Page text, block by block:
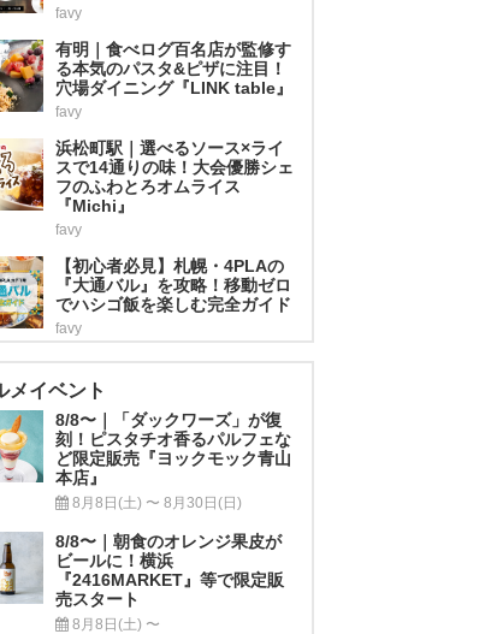
favy
有明｜食べログ百名店が監修す
る本気のパスタ&ピザに注目！
穴場ダイニング『LINK table』
favy
浜松町駅｜選べるソース×ライ
スで14通りの味！大会優勝シェ
フのふわとろオムライス
『Michi』
favy
【初心者必見】札幌・4PLAの
『大通バル』を攻略！移動ゼロ
でハシゴ飯を楽しむ完全ガイド
favy
メイベント
8/8〜｜「ダックワーズ」が復
刻！ピスタチオ香るパルフェな
ど限定販売『ヨックモック青山
本店』
8月8日(土) 〜 8月30日(日)
8/8〜｜朝食のオレンジ果皮が
ビールに！横浜
『2416MARKET』等で限定販
売スタート
8月8日(土) 〜